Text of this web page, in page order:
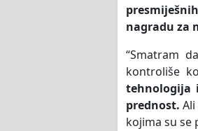
nagradu za
“Smatram
kontroliše
tehnologija
prednost.
kojima su se